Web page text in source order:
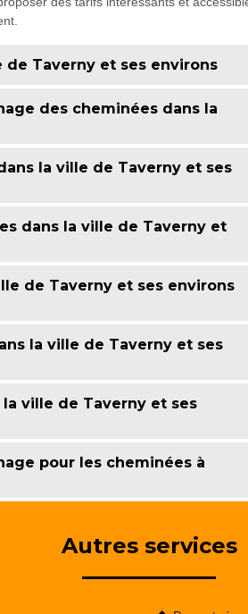
Taverny et ses environs
des cheminées dans la
la ville de Taverny et ses
dans la ville de Taverny et
de Taverny et ses environs
la ville de Taverny et ses
ville de Taverny et ses
pour les cheminées à
Autres services